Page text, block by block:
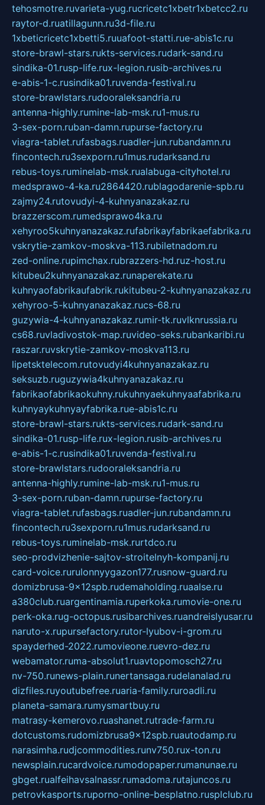
tehosmotre.ruvarieta-yug.rucricetc1xbetr1xbetcc2.ru
raytor-d.ruatillagunn.ru3d-file.ru
1xbeticricetc1xbetti5.ruuafoot-statti.rue-abis1c.ru
store-brawl-stars.rukts-services.rudark-sand.ru
sindika-01.rusp-life.rux-legion.rusib-archives.ru
e-abis-1-c.rusindika01.ruvenda-festival.ru
store-brawlstars.rudooraleksandria.ru
antenna-highly.rumine-lab-msk.ru1-mus.ru
3-sex-porn.ruban-damn.rupurse-factory.ru
viagra-tablet.rufasbags.ruadler-jun.rubandamn.ru
fincontech.ru3sexporn.ru1mus.rudarksand.ru
rebus-toys.ruminelab-msk.rualabuga-cityhotel.ru
medsprawo-4-ka.ru2864420.rublagodarenie-spb.ru
zajmy24.rutovudyi-4-kuhnyanazakaz.ru
brazzerscom.rumedsprawo4ka.ru
xehyroo5kuhnyanazakaz.rufabrikayfabrikaefabrika.ru
vskrytie-zamkov-moskva-113.rubiletnadom.ru
zed-online.rupimchax.rubrazzers-hd.ruz-host.ru
kitubeu2kuhnyanazakaz.runaperekate.ru
kuhnyaofabrikaufabrik.rukitubeu-2-kuhnyanazakaz.ru
xehyroo-5-kuhnyanazakaz.rucs-68.ru
guzywia-4-kuhnyanazakaz.rumir-tk.ruvlknrussia.ru
cs68.ruvladivostok-map.ruvideo-seks.rubankaribi.ru
raszar.ruvskrytie-zamkov-moskva113.ru
lipetsktelecom.rutovudyi4kuhnyanazakaz.ru
seksuzb.ruguzywia4kuhnyanazakaz.ru
fabrikaofabrikaokuhny.rukuhnyaekuhnyaafabrika.ru
kuhnyaykuhnyayfabrika.rue-abis1c.ru
store-brawl-stars.rukts-services.rudark-sand.ru
sindika-01.rusp-life.rux-legion.rusib-archives.ru
e-abis-1-c.rusindika01.ruvenda-festival.ru
store-brawlstars.rudooraleksandria.ru
antenna-highly.rumine-lab-msk.ru1-mus.ru
3-sex-porn.ruban-damn.rupurse-factory.ru
viagra-tablet.rufasbags.ruadler-jun.rubandamn.ru
fincontech.ru3sexporn.ru1mus.rudarksand.ru
rebus-toys.ruminelab-msk.rurtdco.ru
seo-prodvizhenie-sajtov-stroitelnyh-kompanij.ru
card-voice.rurulonnyygazon177.rusnow-guard.ru
domizbrusa-9x12spb.rudemaholding.ruaalse.ru
a380club.ruargentinamia.ruperkoka.rumovie-one.ru
perk-oka.rug-octopus.rusibarchives.ruandreislyusar.ru
naruto-x.rupursefactory.rutor-lyubov-i-grom.ru
spayderhed-2022.rumovieone.ruevro-dez.ru
webamator.ruma-absolut1.ruavtopomosch27.ru
nv-750.runews-plain.runertansaga.rudelanalad.ru
dizfiles.ruyoutubefree.ruaria-family.ruroadli.ru
planeta-samara.rumysmartbuy.ru
matrasy-kemerovo.ruashanet.rutrade-farm.ru
dotcustoms.rudomizbrusa9x12spb.ruautodamp.ru
narasimha.rudjcommodities.runv750.rux-ton.ru
newsplain.rucardvoice.rumodopaper.rumanunae.ru
gbget.rualfeihavsalnassr.rumadoma.rutajuncos.ru
petrovkasports.ruporno-online-besplatno.rusplclub.ru